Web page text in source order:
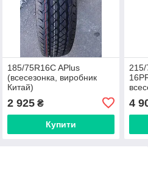
185/75R16C APlus
(всесезонка, виробник
Китай)
2 925₴
Купити
4